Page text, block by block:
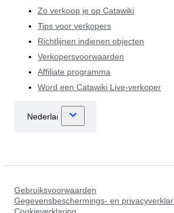
Zo verkoop je op Catawiki
Tips voor verkopers
Richtlijnen indienen objecten
Verkopersvoorwaarden
Affiliate programma
Word een Catawiki Live-verkoper
Gebruiksvoorwaarden
Gegevensbeschermings- en